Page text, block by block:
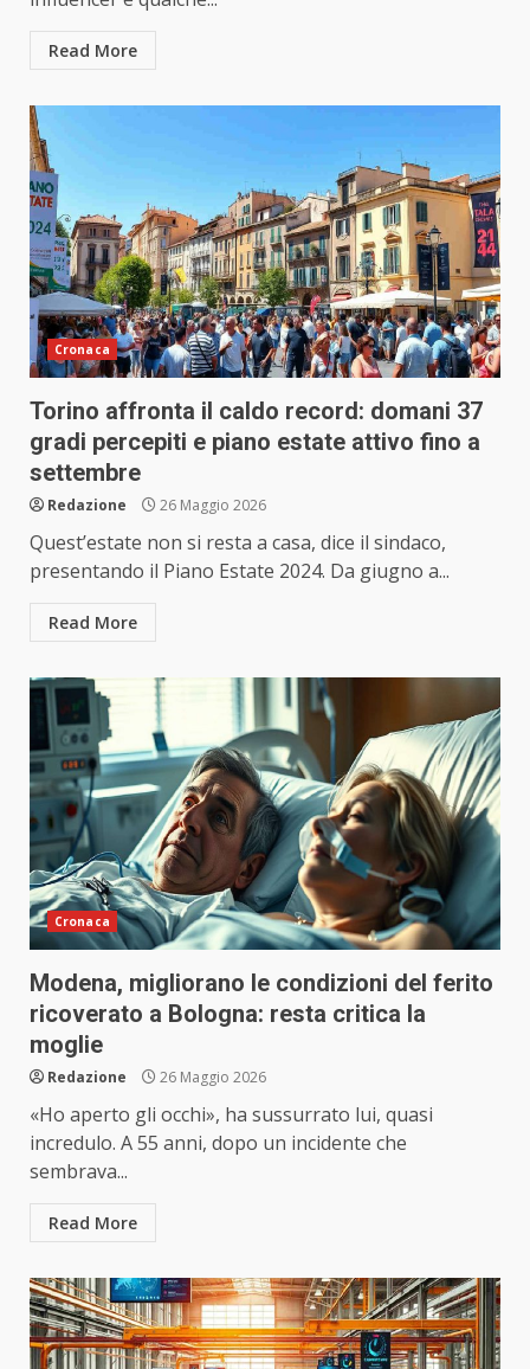
Read More
Cronaca
Torino affronta il caldo record: domani 37
gradi percepiti e piano estate attivo fino a
settembre
Redazione 26 Maggio 2026
Quest’estate non si resta a casa, dice il sindaco,
presentando il Piano Estate 2024. Da giugno a...
Read More
Cronaca
Modena, migliorano le condizioni del ferito
ricoverato a Bologna: resta critica la
moglie
Redazione 26 Maggio 2026
«Ho aperto gli occhi», ha sussurrato lui, quasi
incredulo. A 55 anni, dopo un incidente che
sembrava...
Read More